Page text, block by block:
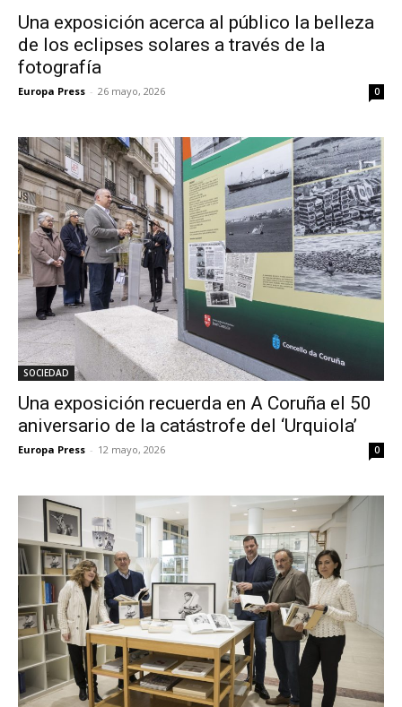
Una exposición acerca al público la belleza
de los eclipses solares a través de la
fotografía
Europa Press - 26 mayo, 2026 0
SOCIEDAD
Una exposición recuerda en A Coruña el 50
aniversario de la catástrofe del ‘Urquiola’
Europa Press - 12 mayo, 2026 0